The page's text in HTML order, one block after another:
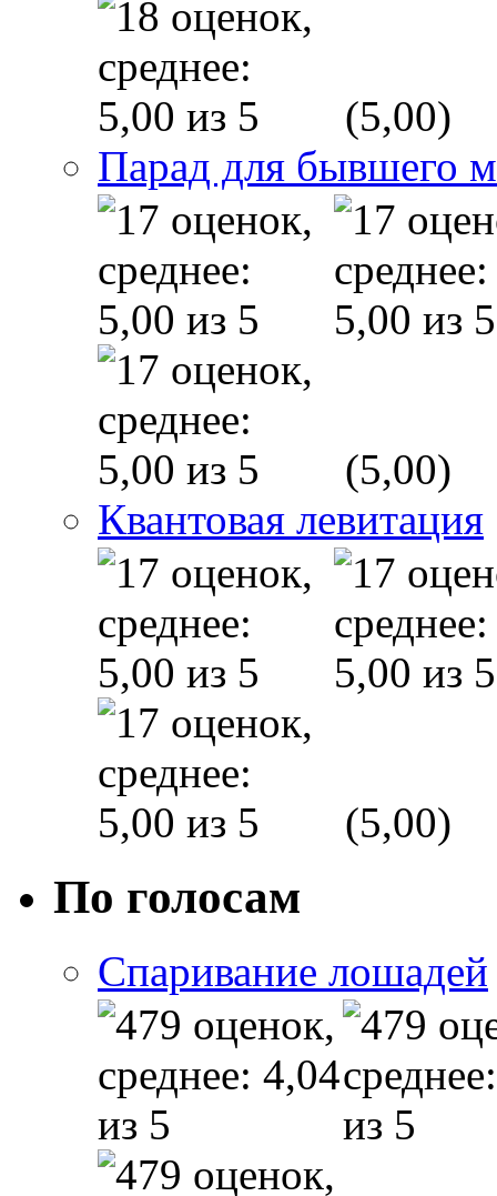
(5,00)
Парад для бывшего
(5,00)
Квантовая левитация
(5,00)
По голосам
Спаривание лошадей